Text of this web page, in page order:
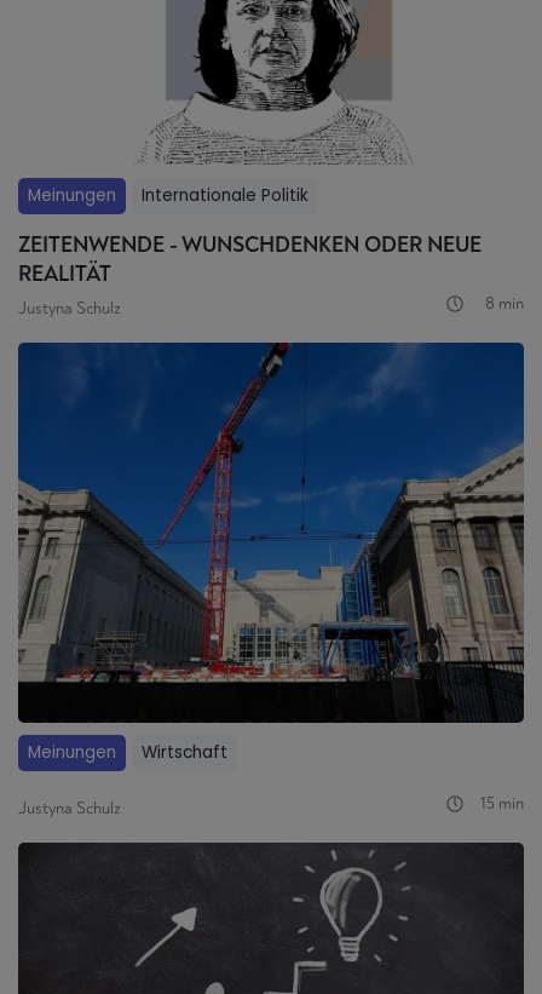
Meinungen Internationale Politik
ZEITENWENDE - WUNSCHDENKEN ODER NEUE
REALITÄT
Justyna Schulz 8 min
Meinungen Wirtschaft
Justyna Schulz 15 min